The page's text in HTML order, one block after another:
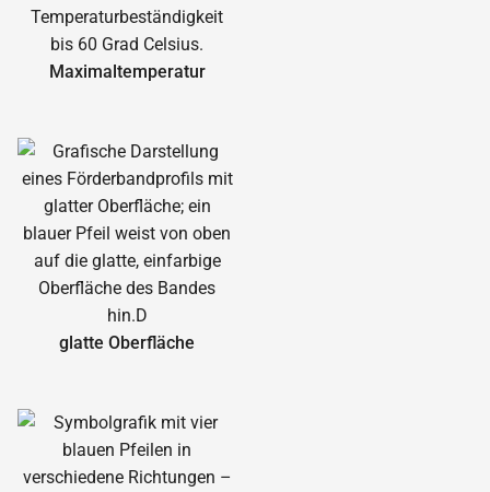
Maximal­temperatur
glatte Oberfläche